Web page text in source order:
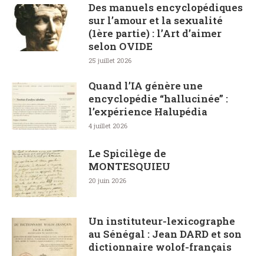
Des manuels encyclopédiques
sur l’amour et la sexualité
(1ère partie) : l’Art d’aimer
selon OVIDE
25 juillet 2026
Quand l’IA génère une
encyclopédie “hallucinée” :
l’expérience Halupédia
4 juillet 2026
Le Spicilège de
MONTESQUIEU
20 juin 2026
Un instituteur-lexicographe
au Sénégal : Jean DARD et son
dictionnaire wolof-français